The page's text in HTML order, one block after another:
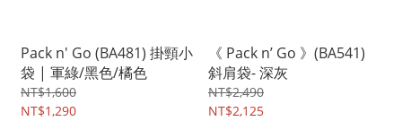
Pack n' Go (BA481) 掛頸小
袋 | 軍綠/黑色/橘色
NT$1,600
NT$1,290
《 Pack n’ Go 》(BA541)
斜肩袋- 深灰
NT$2,490
NT$2,125